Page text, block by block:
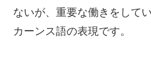
ないが、重要な働きをして
カーンス語の表現です。